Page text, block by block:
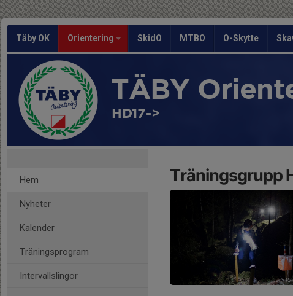
Täby OK Orientering SkidO MTBO O-Skytte
TÄBY
HD17->
Hem
Nyheter
Kalender
Träningsprogram
Intervallslingor
Träningsgrupp